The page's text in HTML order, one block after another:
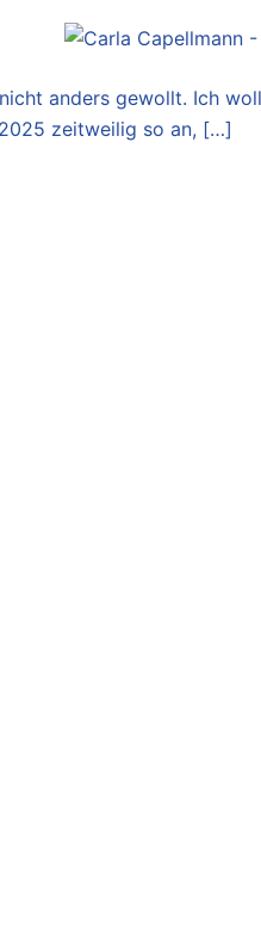
anders gewollt. Ich
zeitweilig so an, […]